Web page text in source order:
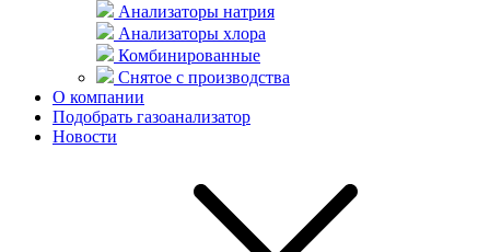
Анализаторы натрия
Анализаторы хлора
Комбинированные
Снятое с производства
О компании
Подобрать газоанализатор
Новости